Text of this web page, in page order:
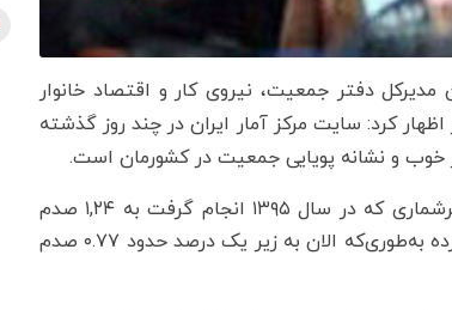
دفتر جمعیت، نیروی کار و اقتصاد خانوار
کرد: سایت مرکز آمار ایران در چند روز گذشته
وی افزود: آهنگ رشد جمعیت از دهه ۶۰ شروع شد و تا آخرین سرشماری که در سال ۱۳۹۵ انجام گرفت به ۱,۲۴ صدم
درصد رسید؛ اما از آن سال تاکنون همان روند کاهشی ادامه پیدا کرده به‌طوری‌که الان به زیر یک درصد حدود ۰.۷۷ صدم